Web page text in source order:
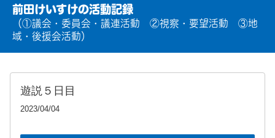
前田けいすけの活動記録
（①議会・委員会・議連活動 ②視察・要望活動 ③地
域・後援会活動）
遊説５日目
2023/04/04